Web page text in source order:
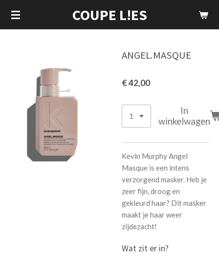
Ga
direct
COUPE L!ES
ANGEL.MASQUE
€ 42,00
In
winkelwagen
Kevin Murphy Angel
Masque is een intens
verzorgend masker. Heb je
zeer fijn, droog en
gekleurd haar? Dit masker
maakt je haar weer
zijdezacht!
Wat zit er in?